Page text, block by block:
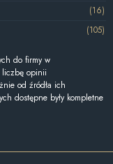
(16)
(105)
do firmy w
liczbę opinii
od źródła ich
dostępne były kompletne